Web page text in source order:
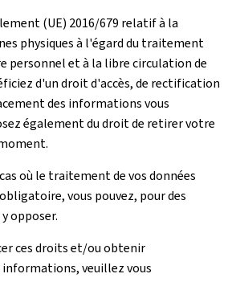
(UE) 2016/679 relatif à la
physiques à l'égard du traitement
personnel et à la libre circulation de
d'un droit d'accès, de rectification
des informations vous
également du droit de retirer votre
où le traitement de vos données
vous pouvez, pour des
opposer.
ces droits et/ou obtenir
veuillez vous